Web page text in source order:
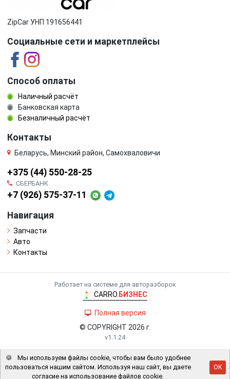
ZipCar УНП 191656441
Социальные сети и маркетплейсы
Способ оплаты
Наличный расчёт
Банковская карта
Безналичный расчёт
Контакты
Беларусь, Минский район, Самохваловичи
+375 (44) 550-28-25
СБЕРБАНК
+7 (926) 575-37-11
Навигация
Запчасти
Авто
Контакты
Работает на системе для авторазборок
CARRO. БИЗНЕС
Полная версия
© COPYRIGHT 2026 г.
v1.1.24
🍪
Мы используем файлы cookie, чтобы вам было удобнее
пользоваться нашим сайтом. Используя наш сайт, вы даете
согласие на использование файлов cookie.
OK